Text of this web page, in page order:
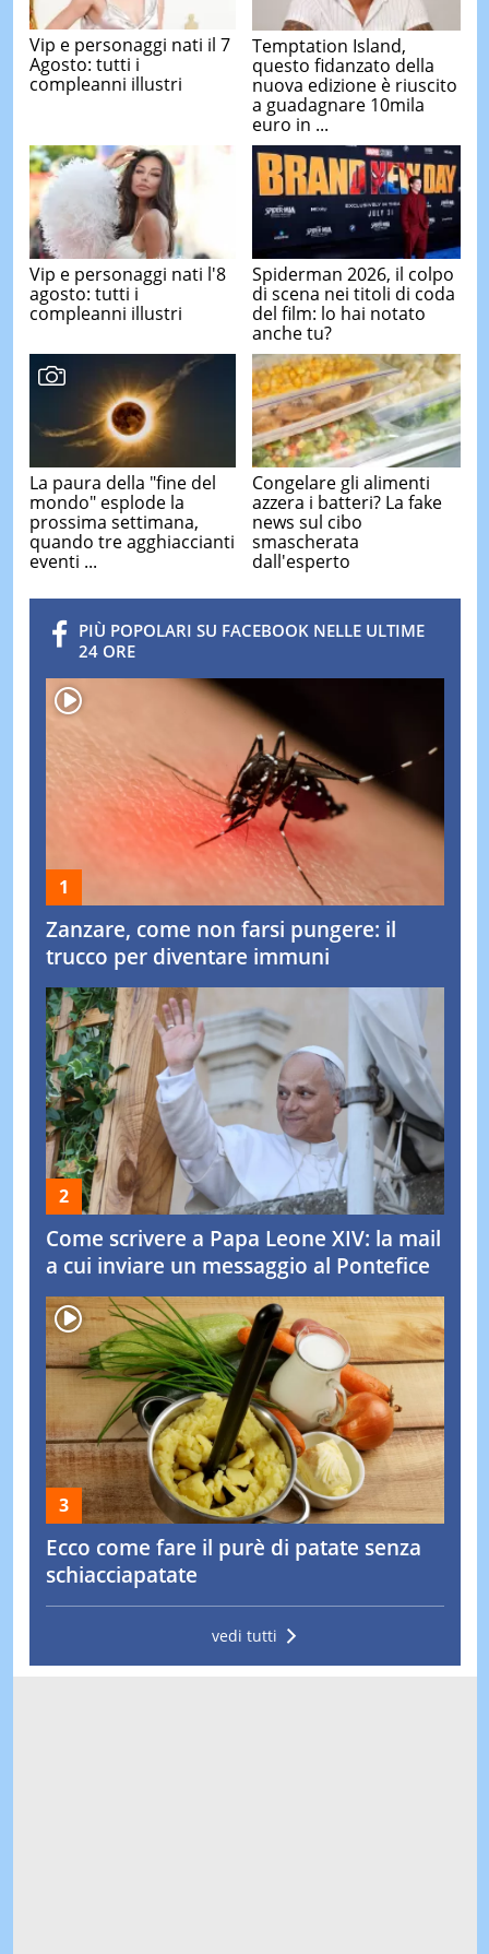
Vip e personaggi nati il 7
Agosto: tutti i
compleanni illustri
Temptation Island,
questo fidanzato della
nuova edizione è riuscito
a guadagnare 10mila
euro in ...
Vip e personaggi nati l'8
agosto: tutti i
compleanni illustri
Spiderman 2026, il colpo
di scena nei titoli di coda
del film: lo hai notato
anche tu?
La paura della "fine del
mondo" esplode la
prossima settimana,
quando tre agghiaccianti
eventi ...
Congelare gli alimenti
azzera i batteri? La fake
news sul cibo
smascherata
dall'esperto
PIÙ POPOLARI SU FACEBOOK NELLE ULTIME
24 ORE
Zanzare, come non farsi pungere: il
trucco per diventare immuni
Come scrivere a Papa Leone XIV: la mail
a cui inviare un messaggio al Pontefice
Ecco come fare il purè di patate senza
schiacciapatate
vedi tutti